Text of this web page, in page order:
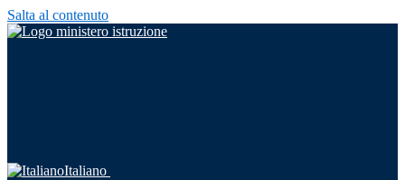
Salta al contenuto
Italiano